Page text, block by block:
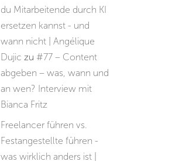
du Mitarbeitende durch KI
ersetzen kannst - und
wann nicht | Angélique
Dujic zu #77 – Content
abgeben – was, wann und
an wen? Interview mit
Bianca Fritz
Freelancer führen vs.
Festangestellte führen -
was wirklich anders ist |